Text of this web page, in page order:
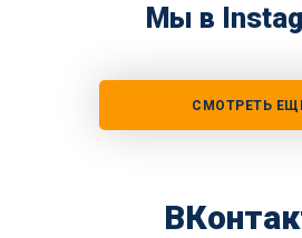
Мы в
СМОТРЕТЬ